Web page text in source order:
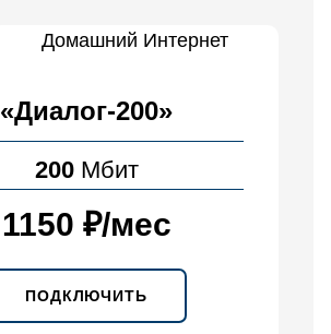
Домашний Интернет
«Диалог-200»
200 Мбит
1150 ₽/мес
ПОДКЛЮЧИТЬ